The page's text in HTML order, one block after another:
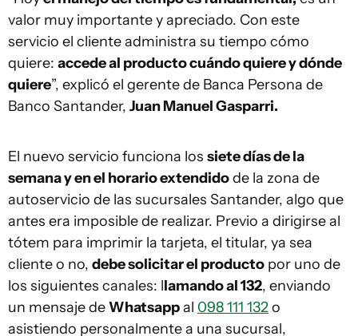
valor muy importante y apreciado. Con este
servicio el cliente administra su tiempo cómo
quiere: accede al producto cuándo quiere y dónde
quiere”, explicó el gerente de Banca Persona de
Banco Santander, Juan Manuel Gasparri.
El nuevo servicio funciona los siete días de la
semana y en el horario extendidode la zona de
autoservicio de las sucursales Santander, algo que
antes era imposible de realizar. Previo a dirigirse al
tótem para imprimir la tarjeta, el titular, ya sea
cliente o no, debe solicitar el producto por uno de
los siguientes canales: llamando al 132, enviando
un mensaje deWhatsappal 098 111 132o
asistiendo personalmente a una sucursal,